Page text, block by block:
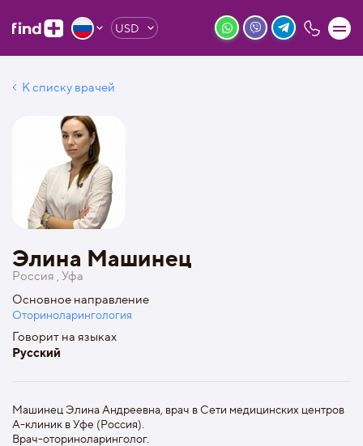
USD
К списку врачей
Элина Машинец
Россия , Уфа
Основное направление
Оториноларингология
Говорит на языках
Русский
Машинец Элина Андреевна, врач в Сети медицинских центров
А-клиник в Уфе (Россия).
Врач-оториноларинголог.